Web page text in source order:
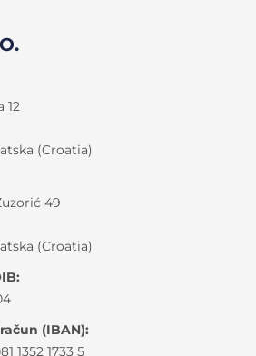
12
(Croatia)
49
(Croatia)
(IBAN):
1352 1733 5